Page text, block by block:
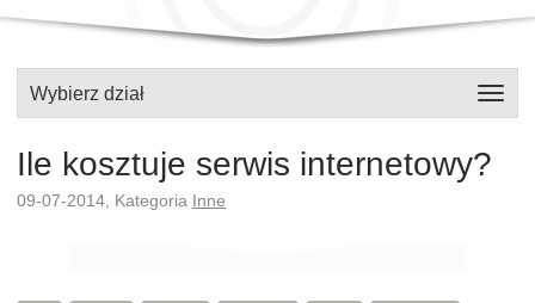
Wybierz dział
Ile kosztuje serwis internetowy?
09-07-2014, Kategoria Inne